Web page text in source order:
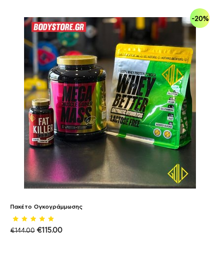
-20%
Πακέτο Ογκογράμμωσης
€144.00 €115.00